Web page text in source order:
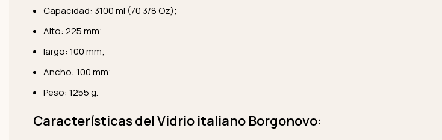
Capacidad: 3100 ml (70 3/8 Oz);
Alto: 225 mm;
largo: 100 mm;
Ancho: 100 mm;
Peso: 1255 g.
Características del Vidrio italiano Borgonovo: